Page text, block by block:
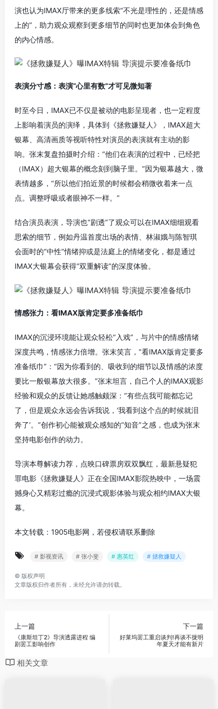
演也认为IMAX厅带来的更多线索“不光是理性的，还是情感
上的”，助力观众观察到更多细节的同时也更加体会到角色
的内心情感。
表演分寸感：表演“心里有数”才可见微知著
时至今日，IMAX已不仅是被动的电影呈现者，也一定程度
上影响着演员的演绎，具体到《拯救嫌疑人》，IMAX超大
银幕、高清画质等视听特性对演员的表演就有主动的影
响。张末复盘拍摄时介绍：“他们在表演的过程中，已经把
（IMAX）超大银幕的概念刻到脑子里。”因为银幕越大，微
表情越多，“所以他们拍近景的时候都会稍微收着来一点
点。调整呼吸或者眼神不一样。”
结合演员表演，导演也“剧透”了观众可以在IMAX细细观看
思索的细节，例如丹温首度出场的表情、林淑娥与陈智琪
会面时的“中性”情绪抑或是法庭上的情绪变化，都是通过
IMAX大银幕会获得“双重解读”的深度体验。
情感张力：看IMAX版肯定要多准备纸巾
IMAX的沉浸环境能让观众轻松“入戏”，与片中的情感情绪
深度共鸣，情感张力倍增。张末笑言，“看IMAX版肯定要多
准备纸巾”：“因为你看到的、吸收到的细节以及情感的浓度
要比一般银幕放大很多。”张末坦言，自己个人的IMAX观影
经验和观众的反馈让她感触颇深：“有些点我可能都忘记
了，但是观众永远会告诉我说，‘我看到这个点的时候就泪
奔了’。”创作初心能被观众感知的“知音”之感，也成为张末
坚持电影创作的动力。
导演本尊解读力荐，点映口碑票房双双飘红，最新悬疑犯
罪电影《拯救嫌疑人》正在全国IMAX影院热映中，一场震
撼身心又精彩过瘾的沉浸式观影体验与观众相约IMAX大银
幕。
本文转载：1905电影网，若侵权请联系删除
# 影视资讯 # 张小斐 # 惠英红 # 拯救嫌疑人
© 版权声明
文章版权归作者所有，未经允许请勿转载。
上一篇
《康斯坦丁2》导演透露进程 编
剧罢工影响创作
下一篇
好莱坞罢工重启谈判!再谈不拢明
年夏天才能有新片
相关文章